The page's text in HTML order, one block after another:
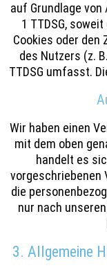
auf Grundlage von
1 TTDSG,
Cookies oder
des Nutzers (z.
TTDSG umfasst.
Wir haben einen
mit dem oben
handelt es
vorgeschriebenen
die
nur nach
3. Allgemeine